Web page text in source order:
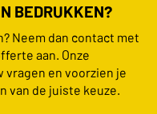
BEDRUKKEN?
Neem dan contact met
aan. Onze
vragen en voorzien je
van de juiste keuze.